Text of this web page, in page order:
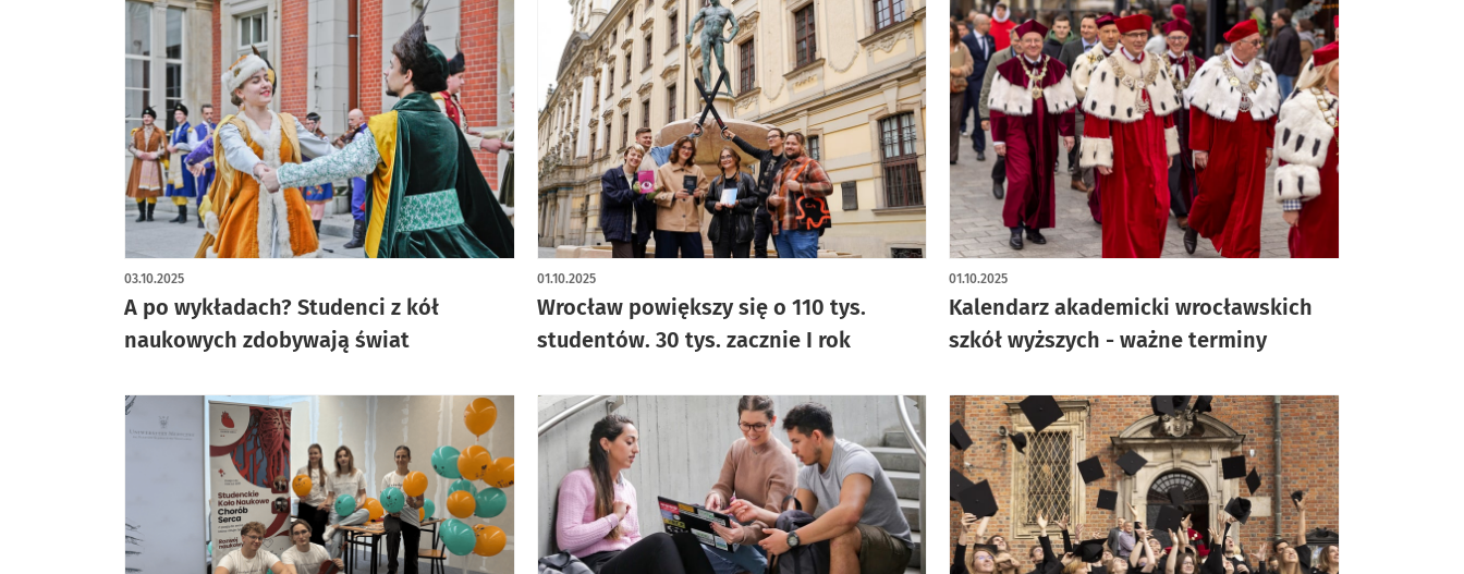
A po wykładach? Studenci z kół
naukowych zdobywają świat
03.10.2025
Wrocław powiększy się o 110 tys.
studentów. 30 tys. zacznie I rok
01.10.2025
Kalendarz akademicki wrocławskich
szkół wyższych - ważne terminy
01.10.2025